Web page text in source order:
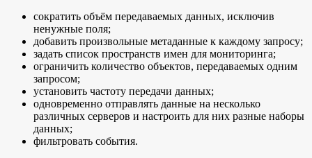
сократить объём передаваемых данных, исключив
ненужные поля;
добавить произвольные метаданные к каждому запросу;
задать список пространств имен для мониторинга;
ограничить количество объектов, передаваемых одним
запросом;
установить частоту передачи данных;
одновременно отправлять данные на несколько
различных серверов и настроить для них разные наборы
данных;
фильтровать события.